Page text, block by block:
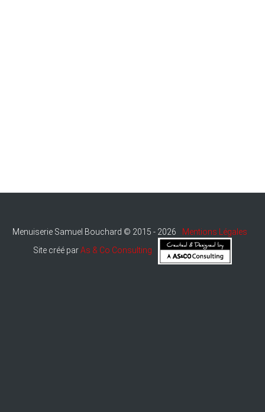
Menuiserie Samuel Bouchard © 2015 - 2026
Mentions Légales
Site créé parAs & Co Consulting